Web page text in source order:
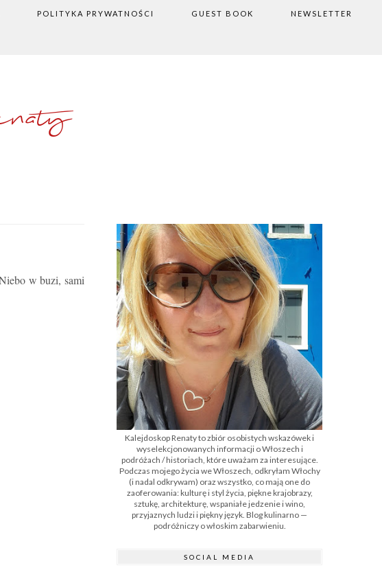
POLITYKA PRYWATNOŚCI GUEST BOOK NEWSLETTER
w buzi, sami
Kalejdoskop Renaty to zbiór osobistych wskazówek i
wyselekcjonowanych informacji o Włoszech i
podróżach / historiach, które uważam za interesujące.
Podczas mojego życia we Włoszech, odkryłam Włochy
(i nadal odkrywam) oraz wszystko, co mają one do
zaoferowania: kulturę i styl życia, piękne krajobrazy,
sztukę, architekturę, wspaniałe jedzenie i wino,
przyjaznych ludzi i piękny język. Blog kulinarno —
podróżniczy o włoskim zabarwieniu.
SOCIAL MEDIA